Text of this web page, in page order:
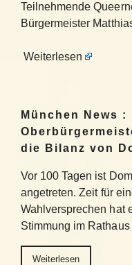
Teilnehmende
Bürgermeister
Weiterlesen
München News :
die Bilanz von
Vor 100 Tagen ist
angetreten. Zeit für
Wahlversprechen hat
Stimmung im
Weiterlesen